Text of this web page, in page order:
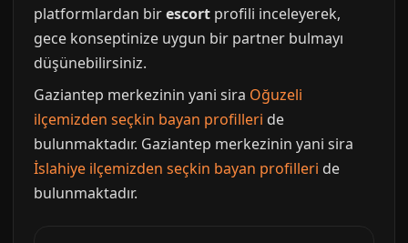
platformlardan birescort profili inceleyerek,
gece konseptinize uygun bir partner bulmayı
düşünebilirsiniz.
Gaziantep merkezinin yani sira Oğuzeli
ilçemizden seçkin bayan profilleri de
bulunmaktadır. Gaziantep merkezinin yani sira
İslahiye ilçemizden seçkin bayan profilleri de
bulunmaktadır.